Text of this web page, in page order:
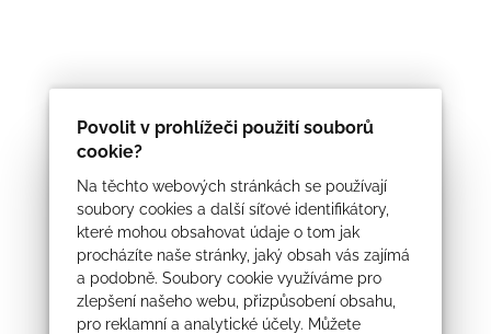
Povolit v prohlížeči použití souborů
cookie?
Na těchto webových stránkách se používají
soubory cookies a další síťové identifikátory,
které mohou obsahovat údaje o tom jak
procházíte naše stránky, jaký obsah vás zajímá
a podobně. Soubory cookie využíváme pro
zlepšení našeho webu, přizpůsobení obsahu,
pro reklamní a analytické účely. Můžete